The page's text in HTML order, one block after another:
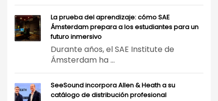
La prueba del aprendizaje: cómo SAE
Ámsterdam prepara a los estudiantes para un
futuro inmersivo
Durante años, el SAE Institute de
Ámsterdam ha ...
SeeSound incorpora Allen & Heath a su
catálogo de distribución profesional